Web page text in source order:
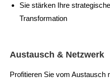
Sie stärken Ihre
Transformation
Austausch & Netzwerk
Profitieren Sie vom Austausch